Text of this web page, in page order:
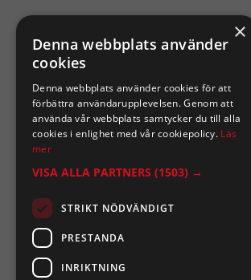
SIXTEN NILSSONS
Organisationsnummer 556164-2652
SIXTEN NILSSONS 2026. ALL RIGHTS
×
Denna webbplats använder
cookies
Denna webbplats använder cookies för att
förbättra användarupplevelsen. Genom att
använda vår webbplats samtycker du till alla
cookies i enlighet med vår cookiepolicy. Läs
mer
VISA ALLA PARTNERS (1503) →
STRIKT NÖDVÄNDIGT
PRESTANDA
INRIKTNING